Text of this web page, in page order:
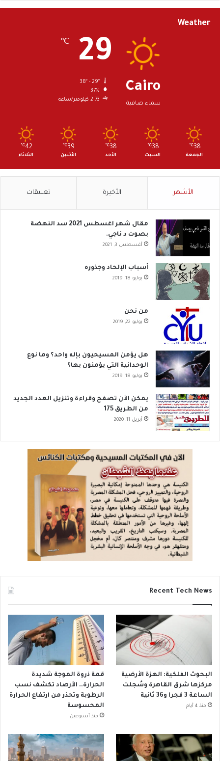
Weather
Cairo
سماء صافية
29
℃
37%
2.73 كيلومتر/ساعة
38
℃
الجمعة
38
℃
السبت
38
℃
الأحد
39
℃
الأثنين
42
℃
الثلاثاء
الأشهر الأخيرة تعليقات
مقال شهر اغسطس 2021 سد النهضة
بصوت د ناجي.
أغسطس 3, 2021
أسباب الإلحاد وجذوره
يوليو 18, 2019
من نحن
يوليو 22, 2019
هل يؤمن المسيحيون بإله واحد؟ وما نوع
الوحدانية التي يؤمنون بها؟
يوليو 18, 2019
يمكن الأن تصفح وقراءة وتنزيل العدد الجديد
من الطريق 175
أبريل 11, 2020
Recent Tech News
البحوث الفلكية: الهزة الأرضية
مركزها شرق القاهرة وسُجلت
الساعة 3 فجرا و36 ثانية
منذ 4 أيام
قمة ذروة الموجة شديدة
الحرارة.. الأرصاد تكشف نسب
الرطوبة وتحذر من ارتفاع الحرارة
المحسوسة
منذ أسبوعين